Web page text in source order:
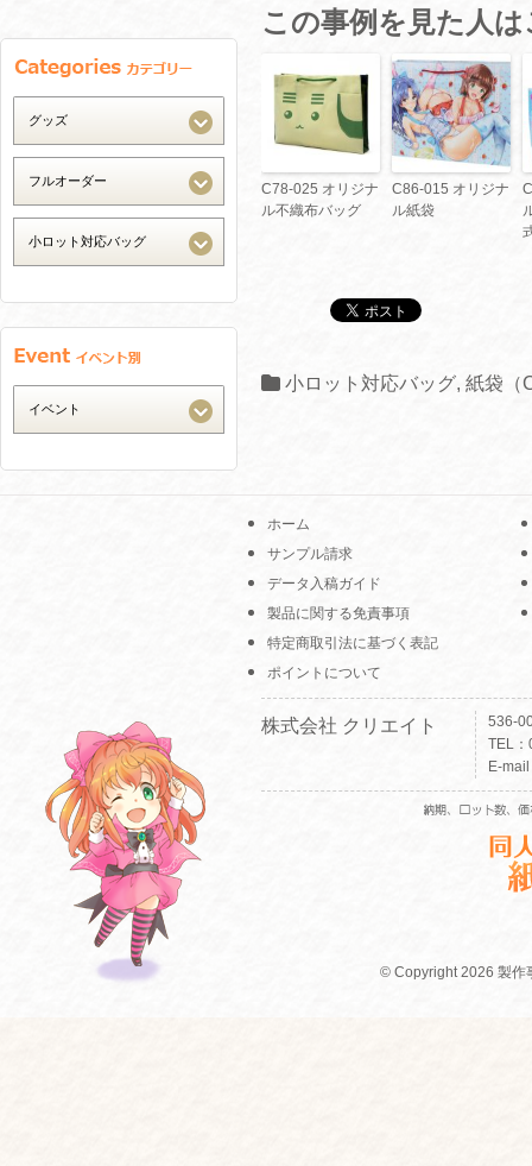
この事例を見た人
C78-025 オリジナ
ル不織布バッグ
C86-015 オリジナ
ル紙袋
小ロット対応バッグ, 紙袋（
ホーム
サンプル請求
データ入稿ガイド
製品に関する免責事項
特定商取引法に基づく表記
ポイントについて
株式会社 クリエイト
536-
TEL
E-
© Copyright 2026 製作